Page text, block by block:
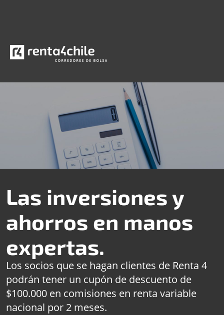
Las inversiones y
ahorros en manos
expertas.
Los socios que se hagan clientes de Renta 4
podrán tener un cupón de descuento de
$100.000 en comisiones en renta variable
nacional por 2 meses.